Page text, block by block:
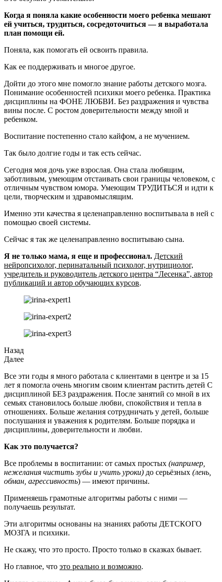
Когда я поняла какие особенности моего ребенка мешают
ей учиться, трудиться, сосредоточиться — я выработала
план помощи ей.
Поняла, как помогать ей освоить правила.
Как ее поддерживать и многое другое.
Дойти до этого мне помогло знание работы детского мозга.
Понимание особенностей психики моего ребенка. Практика
дисциплины на ФОНЕ ЛЮБВИ. Без раздражения и чувства
вины после. С ростом доверительности между мной и
ребенком.
Воспитание постепенно стало кайфом, а не мучением.
Так было долгие годы и так есть сейчас.
Сегодня моя дочь уже взрослая. Она стала любящим,
заботливым, умеющим отстаивать свои границы человеком, с
отличным чувством юмора. Умеющим ТРУДИТЬСЯ и идти к
цели, творческим и здравомыслящим.
Именно эти качества я целенаправленно воспитывала в ней с
помощью своей системы.
Сейчас я так же целенаправленно воспитываю сына.
Я не только мама, я еще и профессионал. Детский
нейропсихолог, перинатальный психолог, нутрициолог,
учредитель и руководитель детского центра “Лесенка”, автор
публикаций и автор обучающих курсов.
Назад
Далее
Все эти годы я много работала с клиентами в центре и за 15
лет я помогла очень многим своим клиентам растить детей С
дисциплиной БЕЗ раздражения. После занятий со мной в их
семьях становилось больше любви, спокойствия и тепла в
отношениях. Больше желания сотрудничать у детей, больше
послушания и уважения к родителям. Больше порядка и
дисциплины, доверительности и любви.
Как это получается?
Все проблемы в воспитании: от самых простых (например,
нежелания чистить зубы и учить уроки) до серьёзных (лень,
обман, агрессивность) — имеют причины.
Применяешь грамотные алгоритмы работы с ними —
получаешь результат.
Эти алгоритмы основаны на знаниях работы ДЕТСКОГО
МОЗГА и психики.
Не скажу, что это просто. Просто только в сказках бывает.
Но главное, что это реально и возможно.